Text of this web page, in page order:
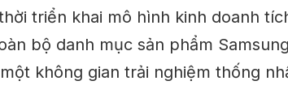
triển khai mô hình kinh doanh
bộ danh mục sản phẩm
không gian trải nghiệm thống